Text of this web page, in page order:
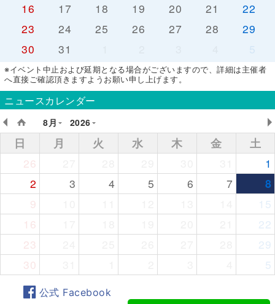
16
17 18 19 20 21
22
23
24 25 26 27 28
29
30
31 5
※イベント中止および延期となる場合がございますので、詳細は主催者
へ直接ご確認頂きますようお願い申し上げます。
ニュースカレンダー
8月
2026
日 月 火 水 木 金
土
26
1
2
3 4 5 6 7
8
9
15
16
22
23
29
30
5
公式 Facebook